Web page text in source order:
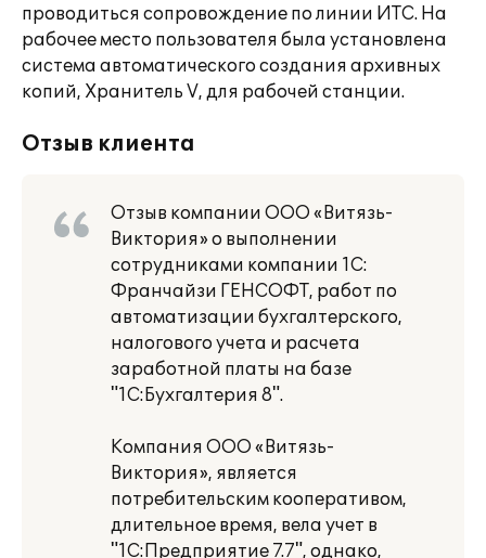
проводиться сопровождение по линии ИТС. На
рабочее место пользователя была установлена
система автоматического создания архивных
копий, Хранитель V, для рабочей станции.
Отзыв клиента
Отзыв компании ООО «Витязь-
Виктория» о выполнении
сотрудниками компании 1С:
Франчайзи ГЕНСОФТ, работ по
автоматизации бухгалтерского,
налогового учета и расчета
заработной платы на базе
"1С:Бухгалтерия 8".
Компания ООО «Витязь-
Виктория», является
потребительским кооперативом,
длительное время, вела учет в
"1С:Предприятие 7.7", однако,